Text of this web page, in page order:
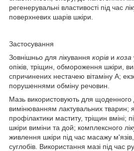
регенерувальні властивості під час
поверхневих шарів шкіри.
Застосування
Зовнішньо для лікування корів и коза
опіків, тріщин, обмороження шкіри,
спричинених нестачею вітаміну А;
порушеннями обміну речовин.
Мазь використовують для щоденного
вимінюванням лактувальних тварин; як
профілактики маститу, тріщин вміні;
шкіри виміни та дой; комплексного
живлення шкіри під час масажу
суглобів. Використання мазі під час